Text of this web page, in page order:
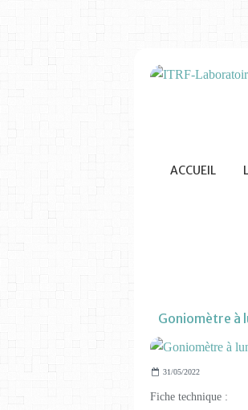
ACCUEIL
Goniomètre à
31/05/2022
Fiche technique :